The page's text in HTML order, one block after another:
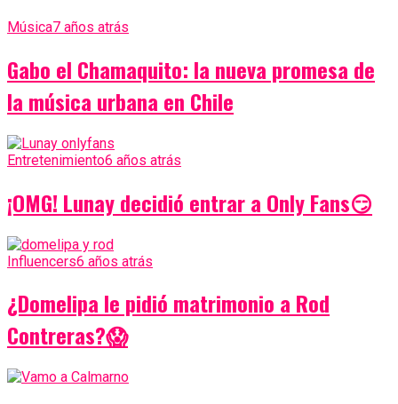
Música7 años atrás
Gabo el Chamaquito: la nueva promesa de
la música urbana en Chile
Entretenimiento6 años atrás
¡OMG! Lunay decidió entrar a Only Fans😏
Influencers6 años atrás
¿Domelipa le pidió matrimonio a Rod
Contreras?😱